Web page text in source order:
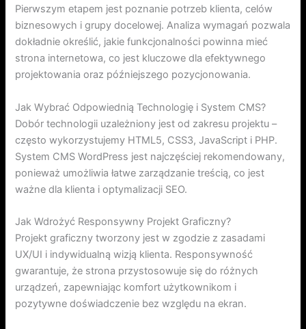
Pierwszym etapem jest poznanie potrzeb klienta, celów
biznesowych i grupy docelowej. Analiza wymagań pozwala
dokładnie określić, jakie funkcjonalności powinna mieć
strona internetowa, co jest kluczowe dla efektywnego
projektowania oraz późniejszego pozycjonowania.
Jak Wybrać Odpowiednią Technologię i System CMS?
Dobór technologii uzależniony jest od zakresu projektu –
często wykorzystujemy HTML5, CSS3, JavaScript i PHP.
System CMS WordPress jest najczęściej rekomendowany,
ponieważ umożliwia łatwe zarządzanie treścią, co jest
ważne dla klienta i optymalizacji SEO.
Jak Wdrożyć Responsywny Projekt Graficzny?
Projekt graficzny tworzony jest w zgodzie z zasadami
UX/UI i indywidualną wizją klienta. Responsywność
gwarantuje, że strona przystosowuje się do różnych
urządzeń, zapewniając komfort użytkownikom i
pozytywne doświadczenie bez względu na ekran.